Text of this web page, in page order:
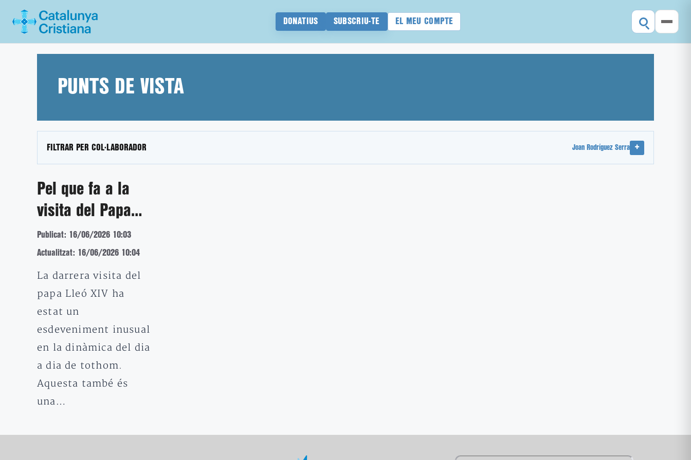
DONATIUS SUBSCRIU-TE EL MEU COMPTE
PUNTS DE VISTA
FILTRAR PER COL·LABORADOR Joan Rodríguez Serra
Pel que fa a la
visita del Papa…
Publicat: 16/06/2026 10:03
Actualitzat: 16/06/2026 10:04
La darrera visita del
papa Lleó XIV ha
estat un
esdeveniment inusual
en la dinàmica del dia
a dia de tothom.
Aquesta també és
una…